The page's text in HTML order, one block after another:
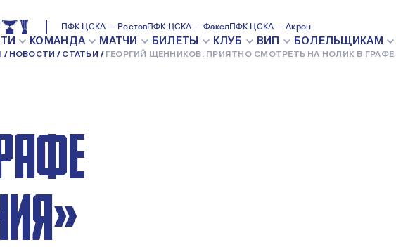
ПФК ЦСКА — РостовПФК ЦСКА — ФакелПФК ЦСКА — Акрон
КОМАНДА МАТЧИ БИЛЕТЫ КЛУБ ВИП БОЛЕЛЬЩИКАМ
НОВОСТИ СТАТЬИ ГЕОРГИЙ ЩЕННИКОВ: ПРИЯТНО СМОТРЕТЬ НА НОЛИК В ГРАФЕ
НА